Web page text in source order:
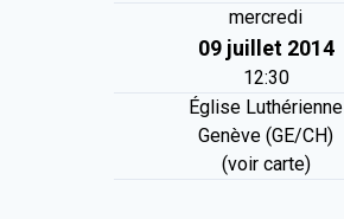
mercredi
09 juillet 2014
12:30
Église Luthérienne
Genève (GE/CH)
(voir carte)